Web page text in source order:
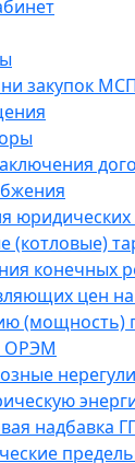
закупок
юридических
(котловые)
конечных
цен
(мощность)
ОРЭМ
надбавка